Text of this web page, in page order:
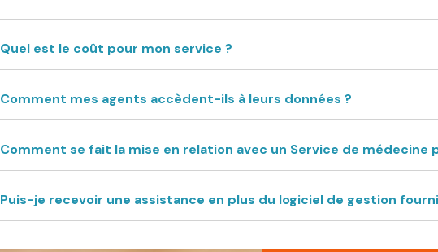
Quel est le coût pour mon service ?
Comment mes agents accèdent-ils à leurs données ?
Comment se fait la mise en relation avec un Service de médecine
Puis-je recevoir une assistance en plus du logiciel de gestion